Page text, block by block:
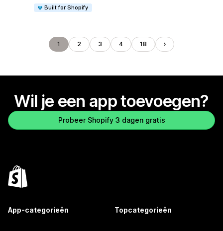
Built for Shopify
1 2 3 4 18
Wil je een app toevoegen?
Probeer Shopify 3 dagen gratis
App-categorieën Topcategorieën